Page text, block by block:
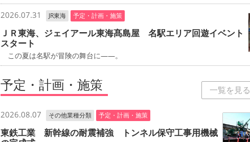
2026.07.31 JR東海 予定・計画・施策
ＪＲ東海、ジェイアール東海髙島屋 名駅エリア回遊イベント
スタート
この夏は名駅が冒険の舞台に――。
予定・計画・施策 一覧を見る
2026.08.07 その他業種分類 予定・計画・施策
東鉄工業 新幹線の耐震補強 トンネル保守工事用機械